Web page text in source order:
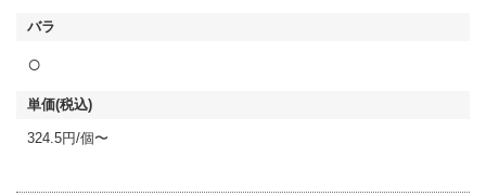
○
324.5円/個〜